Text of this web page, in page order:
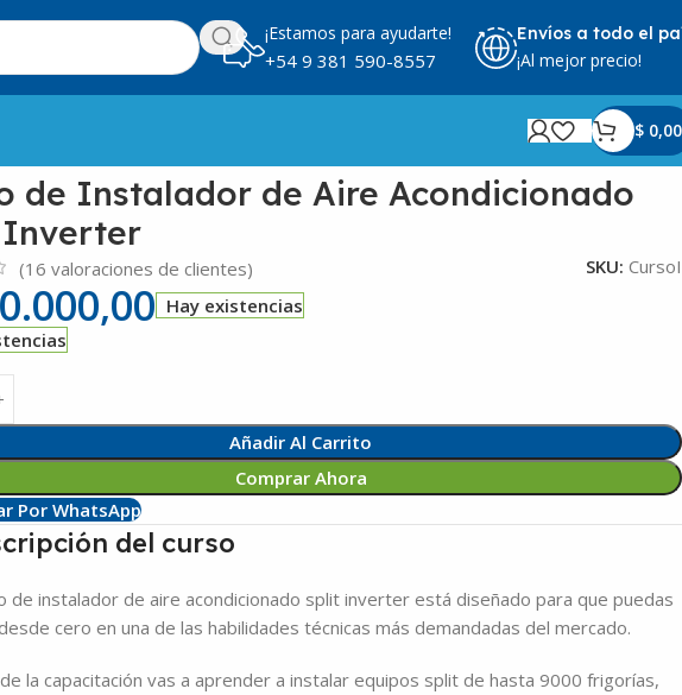
¡Estamos para ayudarte!
+54 9 381 590-8557
Envíos a todo el
¡Al mejor precio!
$ 0,00
de Instalador de Aire Acondicionado
(16 valoraciones de clientes) SKU: CursoI
Hay existencias
Añadir Al Carrito
Comprar Ahora
Por WhatsApp
del curso
de instalador de aire acondicionado split inverter está diseñado para que puedas
cero en una de las habilidades técnicas más demandadas del mercado.
la capacitación vas a aprender a instalar equipos split de hasta 9000 frigorías,